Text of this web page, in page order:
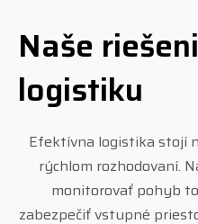
Naše
logistiku
Efektívna logistika stojí
rýchlom rozhodovaní.
monitorovať pohyb
zabezpečiť vstupné